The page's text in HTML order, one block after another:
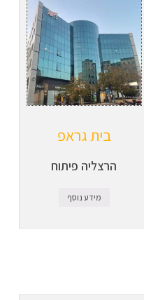
בית גראפ
הרצליה פיתוח
מידע נוסף